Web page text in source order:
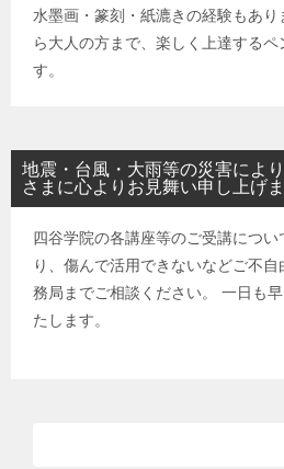
水墨画・篆刻・紙漉きの経験もあ
ら大人の方まで、楽しく上達する
す。
地震・台風・大雨等の災害によ
さまに心よりお見舞い申し上げま
四谷学院の各講座等のご受講につ
り、傷んで活用できないなどご不
務局までご相談ください。 一日も
たします。